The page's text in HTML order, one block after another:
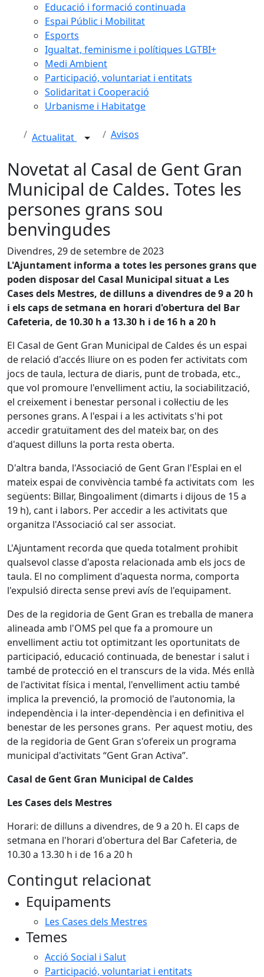
Educació i formació continuada
Espai Públic i Mobilitat
Esports
Igualtat, feminisme i polítiques LGTBI+
Medi Ambient
Participació, voluntariat i entitats
Solidaritat i Cooperació
Urbanisme i Habitatge
Actualitat Avisos
Novetat al Casal de Gent Gran
Municipal de Caldes. Totes les
persones grans sou
benvingudes
Divendres, 29 de setembre de 2023
L'Ajuntament informa a totes les persones grans que
poden disposar del Casal Municipal situat a Les
Cases dels Mestres, de dilluns a divendres de 9 a 20 h
i els caps de setmana en horari d'obertura del Bar
Cafeteria, de 10.30 h a 13.30 h i de 16 h a 20 h
El Casal de Gent Gran Municipal de Caldes és un espai
de relació d'accés lliure on es poden fer activitats com
jocs de taula, lectura de diaris, punt de trobada, etc.,
que vol promoure l'envelliment actiu, la sociabilització,
el creixement i benestar personal i col·lectiu de les
persones grans. A l'espai i a les activitats s'hi pot
accedir gratuïtament des del mateix bar, on des
d'aquest dilluns la porta resta oberta.
D'altra banda, l'Associació de Gent Gran l'Esplai en el
mateix espai de convivència també fa activitats com les
següents: Billar, Bingoaliment (dimarts i dijous de 15 a
19 h), cant i labors. Per accedir a les activitats que
organitza l'Associació cal ser associat.
L'Ajuntament recorda que queda totalment prohibit
qualsevol classe d'aposta relacionada amb els jocs de
taula. El no compliment d'aquesta norma, comporta
l'expulsió directa sense previ avís de l'equipament.
Des de la regidoria de Gent Gran es treballa de manera
alineada amb l'OMS pel que fa a promoure un
envelliment actiu tot optimitzant les oportunitats de
participació, educació continuada, de benestar i salut i
també de protecció en el transcurs de la vida. Més enllà
de l'activitat física i mental, l'envelliment actiu també
implica la prevenció, la promoció de l'autonomia, la
independència i la inter-dependència i en definitiva el
benestar de les persones grans. Per aquest motiu, des
de la regidoria de Gent Gran s'ofereix un programa
municipal d'activitats “Gent Gran Activa”.
Casal de Gent Gran Municipal de Caldes
Les Cases dels Mestres
Horari: de dilluns a divendres, de 9 a 20 h. El caps de
setmana en l'horari d'obertura del Bar Cafeteria, de
10.30 a 13.30 h i de 16 a 20 h
Contingut relacionat
Equipaments
Les Cases dels Mestres
Temes
Acció Social i Salut
Participació, voluntariat i entitats